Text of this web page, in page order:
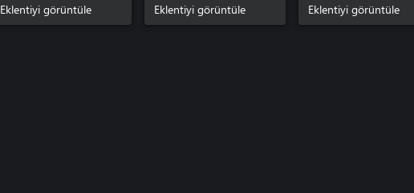
Eklentiyi görüntüle Eklentiyi görüntüle Eklentiyi görüntüle